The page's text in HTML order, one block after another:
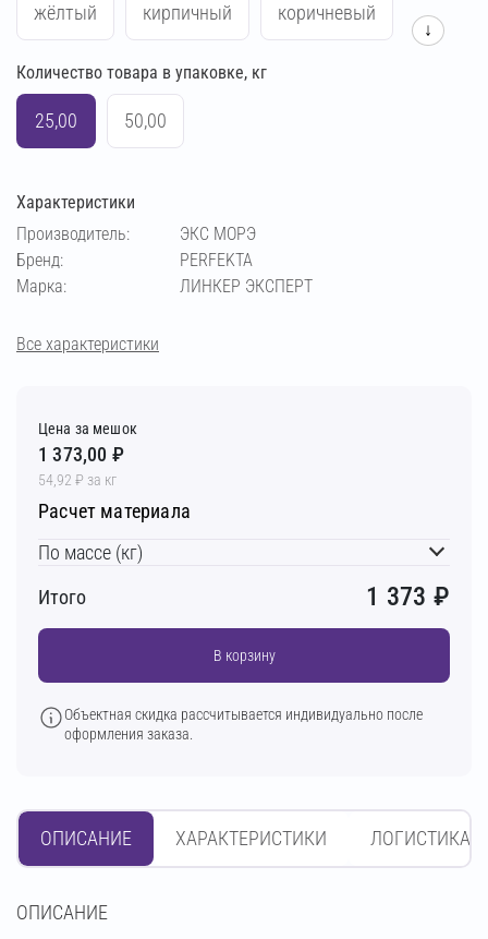
жёлтый кирпичный коричневый
красный кремово-бежевый
кремово-жёлтый
кремовый
светло-коричневый светло-серый
серебристо-серый
шоколадный
↓
Количество товара в упаковке, кг
25,00 50,00
Характеристики
Производитель:
ЭКС МОРЭ
Бренд:
PERFEKTA
Марка:
ЛИНКЕР ЭКСПЕРТ
Все характеристики
Цена за мешок
1 373,00 ₽
54,92 ₽ за кг
Расчет материала
По массе (кг)
Итого
1 373 ₽
В корзину
Объектная скидка рассчитывается индивидуально после
оформления заказа.
ОПИСАНИЕ ХАРАКТЕРИСТИКИ ЛОГИСТИКА
OПИСАНИЕ